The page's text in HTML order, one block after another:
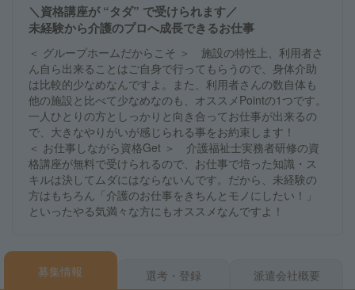
＼資格講座が “タダ” で受けられます／
未経験から介護のプロへ成長できるお仕事
＜ グループホームだからこそ ＞ 施設の特性上、利用者さ
ん自ら出来ることはご自身で行ってもらうので、身体介助
は比較的少なめなんですよ。また、利用者さんの数自体も
他の施設と比べて少なめなのも、オススメPointの1つです。
一人ひとりの方としっかりと向き合ってお仕事が出来るの
で、大きなやりがいが感じられる事をお約束します！
＜ お仕事しながら資格Get ＞ 介護福祉士実務者研修の資
格講座が無料で受けられるので、お仕事で培った知識・ス
キルは決してムダにはならないんです。だから、未経験の
方はもちろん「介護のお仕事をきちんとモノにしたい！」
といったやる気満々な方にもオススメなんですよ！
募集情報 選考・登録 派遣会社概要